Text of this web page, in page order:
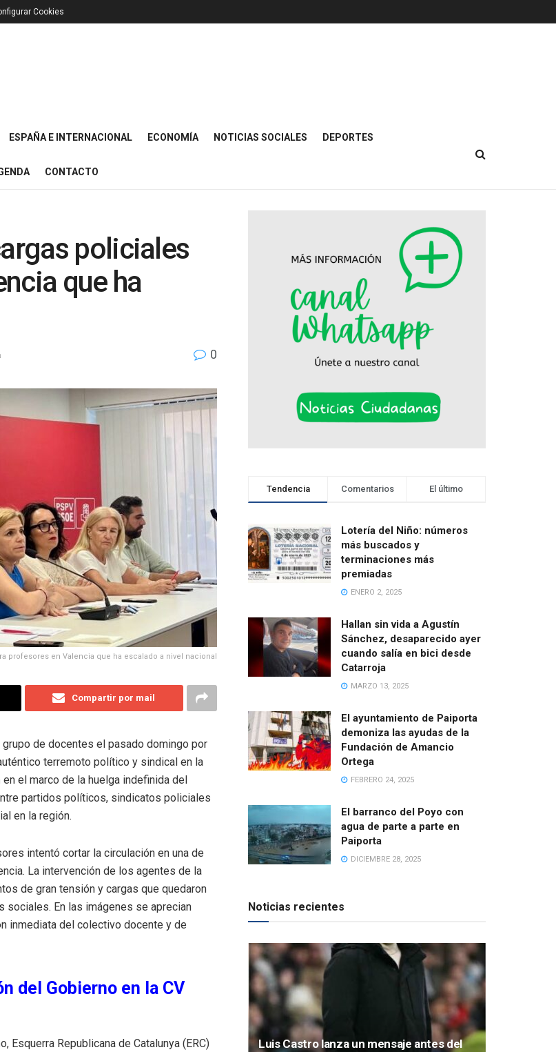
Cookies
ESPAÑA E INTERNACIONAL ECONOMÍA NOTICIAS SOCIALES DEPORTES
CONTACTO
policiales
que ha
0
profesores en Valencia que ha escalado a nivel nacional
Compartir por mail
de docentes el pasado domingo por
terremoto político y sindical en la
el marco de la huelga indefinida del
partidos políticos, sindicatos policiales
en la región.
intentó cortar la circulación en una de
La intervención de los agentes de la
de gran tensión y cargas que quedaron
En las imágenes se aprecian
inmediata del colectivo docente y de
del Gobierno en la CV
Esquerra Republicana de Catalunya (ERC)
Tendencia Comentarios El último
Lotería del Niño: números
más buscados y
terminaciones más
premiadas
ENERO 2, 2025
Hallan sin vida a Agustín
Sánchez, desaparecido ayer
cuando salía en bici desde
Catarroja
MARZO 13, 2025
El ayuntamiento de Paiporta
demoniza las ayudas de la
Fundación de Amancio
Ortega
FEBRERO 24, 2025
El barranco del Poyo con
agua de parte a parte en
Paiporta
DICIEMBRE 28, 2025
Noticias recientes
Luis Castro lanza un mensaje antes del